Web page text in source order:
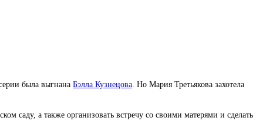
была выгнана Бэлла Кузнецова . Но Мария Третьякова захотела
саду, а также организовать встречу со своими матерями и сделать